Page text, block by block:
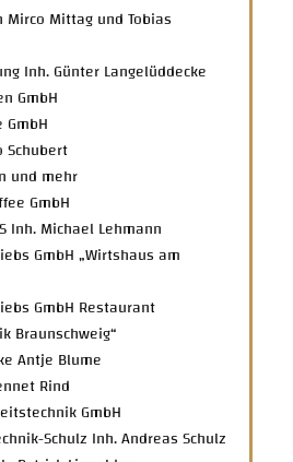
Mirco Mittag und Tobias
Inh. Günter Langelüddecke
GmbH
und mehr
GmbH
Inh. Michael Lehmann
GmbH „Wirtshaus am
GmbH Restaurant
Braunschweig“
Antje Blume
Rind
GmbH
Schulz Inh. Andreas Schulz